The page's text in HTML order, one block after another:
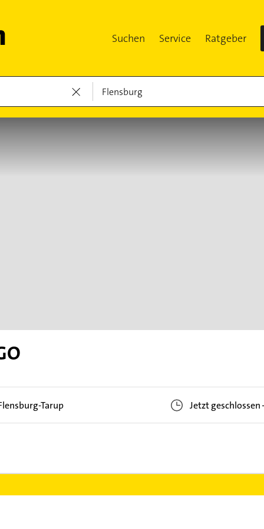
Suchen Service Ratgeber
Tarup Jetzt geschlossen